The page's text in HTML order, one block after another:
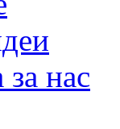
нас